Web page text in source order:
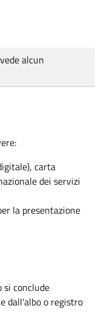
alcun
carta
dei servizi
la presentazione
conclude
dall'albo o registro